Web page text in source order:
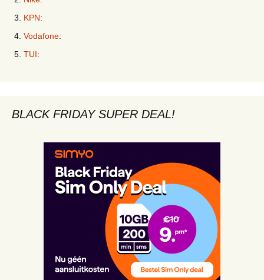
KPN:
Vodafone:
TUI:
BLACK FRIDAY SUPER DEAL!